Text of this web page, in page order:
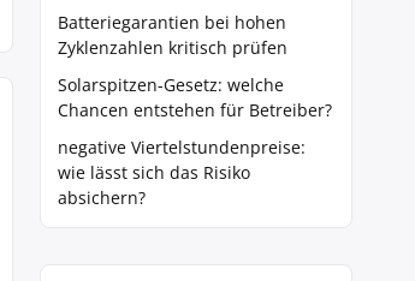
Batteriegarantien bei hohen
Zyklenzahlen kritisch prüfen
Solarspitzen-Gesetz: welche
Chancen entstehen für Betreiber?
negative Viertelstundenpreise:
wie lässt sich das Risiko
absichern?